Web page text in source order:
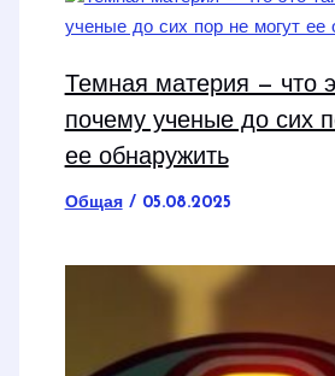
Темная материя — что
почему ученые до сих
ее обнаружить
Общая/ 05.08.2025